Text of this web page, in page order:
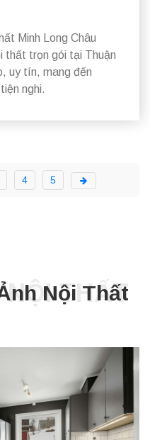
Minh Long Châu
thất trọn gói tại Thuận
uy tín, mang đến
nghi.
4 5
NỘI THẤT
Nội Thất